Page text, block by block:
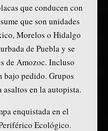
que conducen con
que son unidades
Morelos o Hidalgo
de Puebla y se
de Amozoc. Incluso
bajo pedido. Grupos
en la autopista.
enquistada en el
Ecológico.